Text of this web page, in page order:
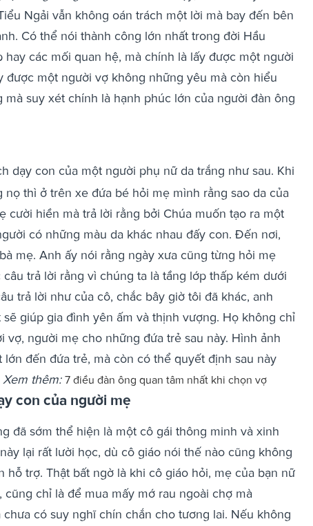
Ngải vẫn không oán trách một lời mà bay đến bên
Có thể nói thành công lớn nhất trong đời Hầu
các mối quan hệ, mà chính là lấy được một người
được một người vợ không những yêu mà còn hiểu
suy xét chính là hạnh phúc lớn của người đàn ông
dạy con của một người phụ nữ da trắng như sau. Khi
thì ở trên xe đứa bé hỏi mẹ mình rằng sao da của
cười hiền mà trả lời rằng bởi Chúa muốn tạo ra một
có những màu da khác nhau đấy con. Đến nơi,
mẹ. Anh ấy nói rằng ngày xưa cũng từng hỏi mẹ
trả lời rằng vì chúng ta là tầng lớp thấp kém dưới
trả lời như của cô, chắc bây giờ tôi đã khác, anh
giúp gia đình yên ấm và thịnh vượng. Họ không chỉ
vợ, người mẹ cho những đứa trẻ sau này. Hình ảnh
đến đứa trẻ, mà còn có thể quyết định sau này
Xem thêm: 7 điều đàn ông quan tâm nhất khi chọn vợ
con của người mẹ
đã sớm thể hiện là một cô gái thông minh và xinh
lại rất lười học, dù cô giáo nói thế nào cũng không
hỗ trợ. Thật bất ngờ là khi cô giáo hỏi, mẹ của bạn nữ
chỉ là để mua mấy mớ rau ngoài chợ mà
có suy nghĩ chín chắn cho tương lai. Nếu không